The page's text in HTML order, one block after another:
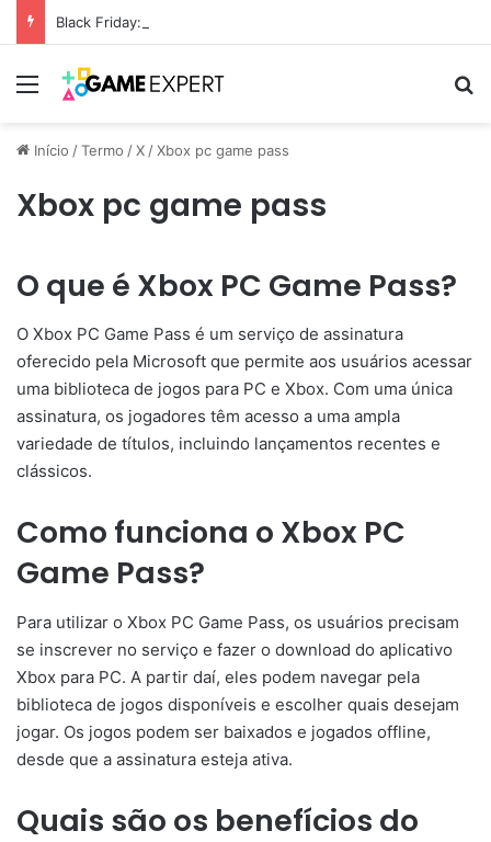
Black Friday: descontos incríveis em eletrônicos
Menu
Início /Termo /X /Xbox pc game pass
Xbox pc game pass
O que é Xbox PC Game Pass?
O Xbox PC Game Pass é um serviço de assinatura
oferecido pela Microsoft que permite aos usuários acessar
uma biblioteca de jogos para PC e Xbox. Com uma única
assinatura, os jogadores têm acesso a uma ampla
variedade de títulos, incluindo lançamentos recentes e
clássicos.
Como funciona o Xbox PC
Game Pass?
Para utilizar o Xbox PC Game Pass, os usuários precisam
se inscrever no serviço e fazer o download do aplicativo
Xbox para PC. A partir daí, eles podem navegar pela
biblioteca de jogos disponíveis e escolher quais desejam
jogar. Os jogos podem ser baixados e jogados offline,
desde que a assinatura esteja ativa.
Quais são os benefícios do